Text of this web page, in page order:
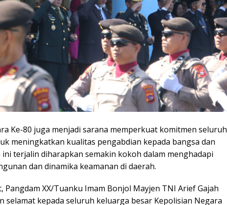
Ke-80 juga menjadi sarana memperkuat komitmen seluruh
meningkatkan kualitas pengabdian kepada bangsa dan
ini terjalin diharapkan semakin kokoh dalam menghadapi
dan dinamika keamanan di daerah.
Pangdam XX/Tuanku Imam Bonjol Mayjen TNI Arief Gajah
selamat kepada seluruh keluarga besar Kepolisian Negara